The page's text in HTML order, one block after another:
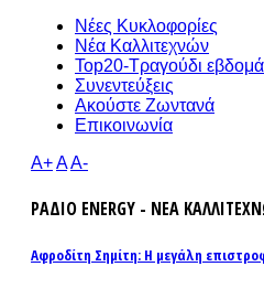
Νέες Κυκλοφορίες
Νέα Καλλιτεχνών
Top20-Τραγούδι
Συνεντεύξεις
Ακούστε Ζωντανά
Επικοινωνία
A+AA-
ΡΑΔΙΟ ENERGY - ΝΕΑ
Αφροδίτη Σημίτη: Η μεγάλη